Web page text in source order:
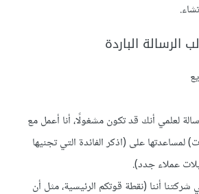
لعلمي أنك قد تكون مشغولًا، أنا أعمل مع
على (اذكر الفائدة التي تجنيها
عملاء جدد).
أننا (نقطة قوتكم الرئيسية، مثل أن